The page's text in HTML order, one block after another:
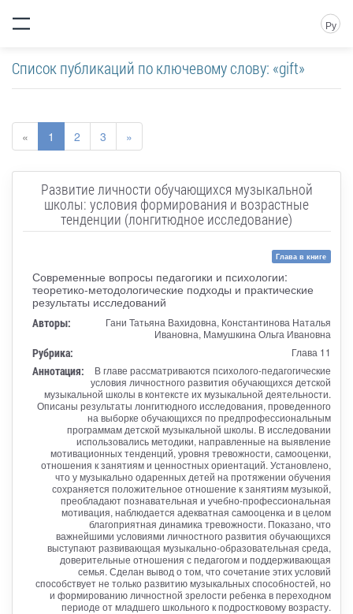
Ру
Список публикаций по ключевому слову: «gift»
« 1 2 3 »
Развитие личности обучающихся музыкальной
школы: условия формирования и возрастные
тенденции (лонгитюдное исследование)
Глава в книге
Современные вопросы педагогики и психологии:
теоретико-методологические подходы и практические
результаты исследований
Авторы:
Гани Татьяна Вахидовна, Константинова Наталья
Ивановна, Мамушкина Ольга Ивановна
Рубрика: Глава 11
Аннотация:
В главе рассматриваются психолого-педагогические
условия личностного развития обучающихся детской
музыкальной школы в контексте их музыкальной деятельности.
Описаны результаты лонгитюдного исследования, проведенного
на выборке обучающихся по предпрофессиональным
программам детской музыкальной школы. В исследовании
использовались методики, направленные на выявление
мотивационных тенденций, уровня тревожности, самооценки,
отношения к занятиям и ценностных ориентаций. Установлено,
что у музыкально одаренных детей на протяжении обучения
сохраняется положительное отношение к занятиям музыкой,
преобладают познавательная и учебно-профессиональная
мотивация, наблюдается адекватная самооценка и в целом
благоприятная динамика тревожности. Показано, что
важнейшими условиями личностного развития обучающихся
выступают развивающая музыкально-образовательная среда,
доверительные отношения с педагогом и поддерживающая
семья. Сделан вывод о том, что сочетание этих условий
способствует не только развитию музыкальных способностей, но
и формированию личностной зрелости ребенка в переходном
периоде от младшего школьного к подростковому возрасту.